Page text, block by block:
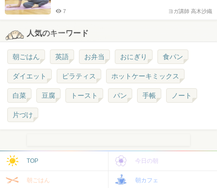
ヨガ講師 高木沙織
7
人気のキーワード
朝ごはん 英語 お弁当 おにぎり 食パン
ダイエット ピラティス ホットケーキミックス
白菜 豆腐 トースト パン 手帳 ノート
片づけ
TOP 今日の朝
朝ごはん 朝カフェ